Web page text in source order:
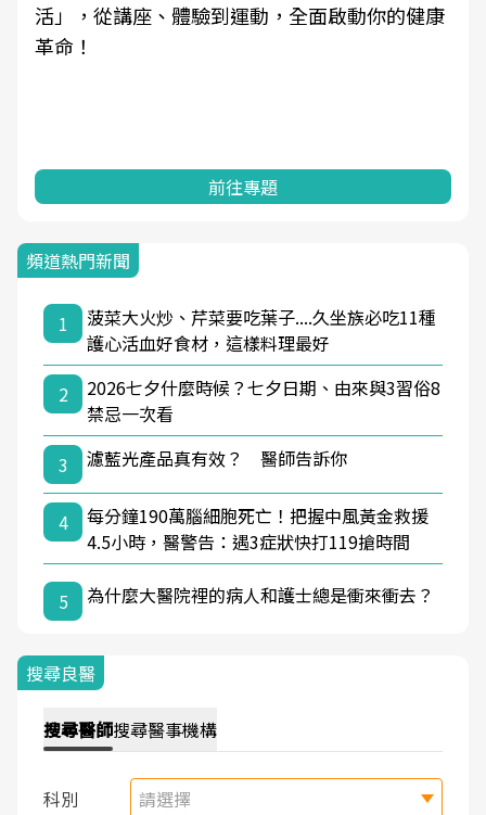
活」，從講座、體驗到運動，全面啟動你的健康
革命！
前往專題
頻道熱門新聞
1
菠菜大火炒、芹菜要吃葉子....久坐族必吃11種
護心活血好食材，這樣料理最好
2
2026七夕什麼時候？七夕日期、由來與3習俗8
禁忌一次看
3
濾藍光產品真有效？ 醫師告訴你
4
每分鐘190萬腦細胞死亡！把握中風黃金救援
4.5小時，醫警告：遇3症狀快打119搶時間
5 為什麼大醫院裡的病人和護士總是衝來衝去？
搜尋良醫
搜尋醫師搜尋醫事機構
科別 請選擇